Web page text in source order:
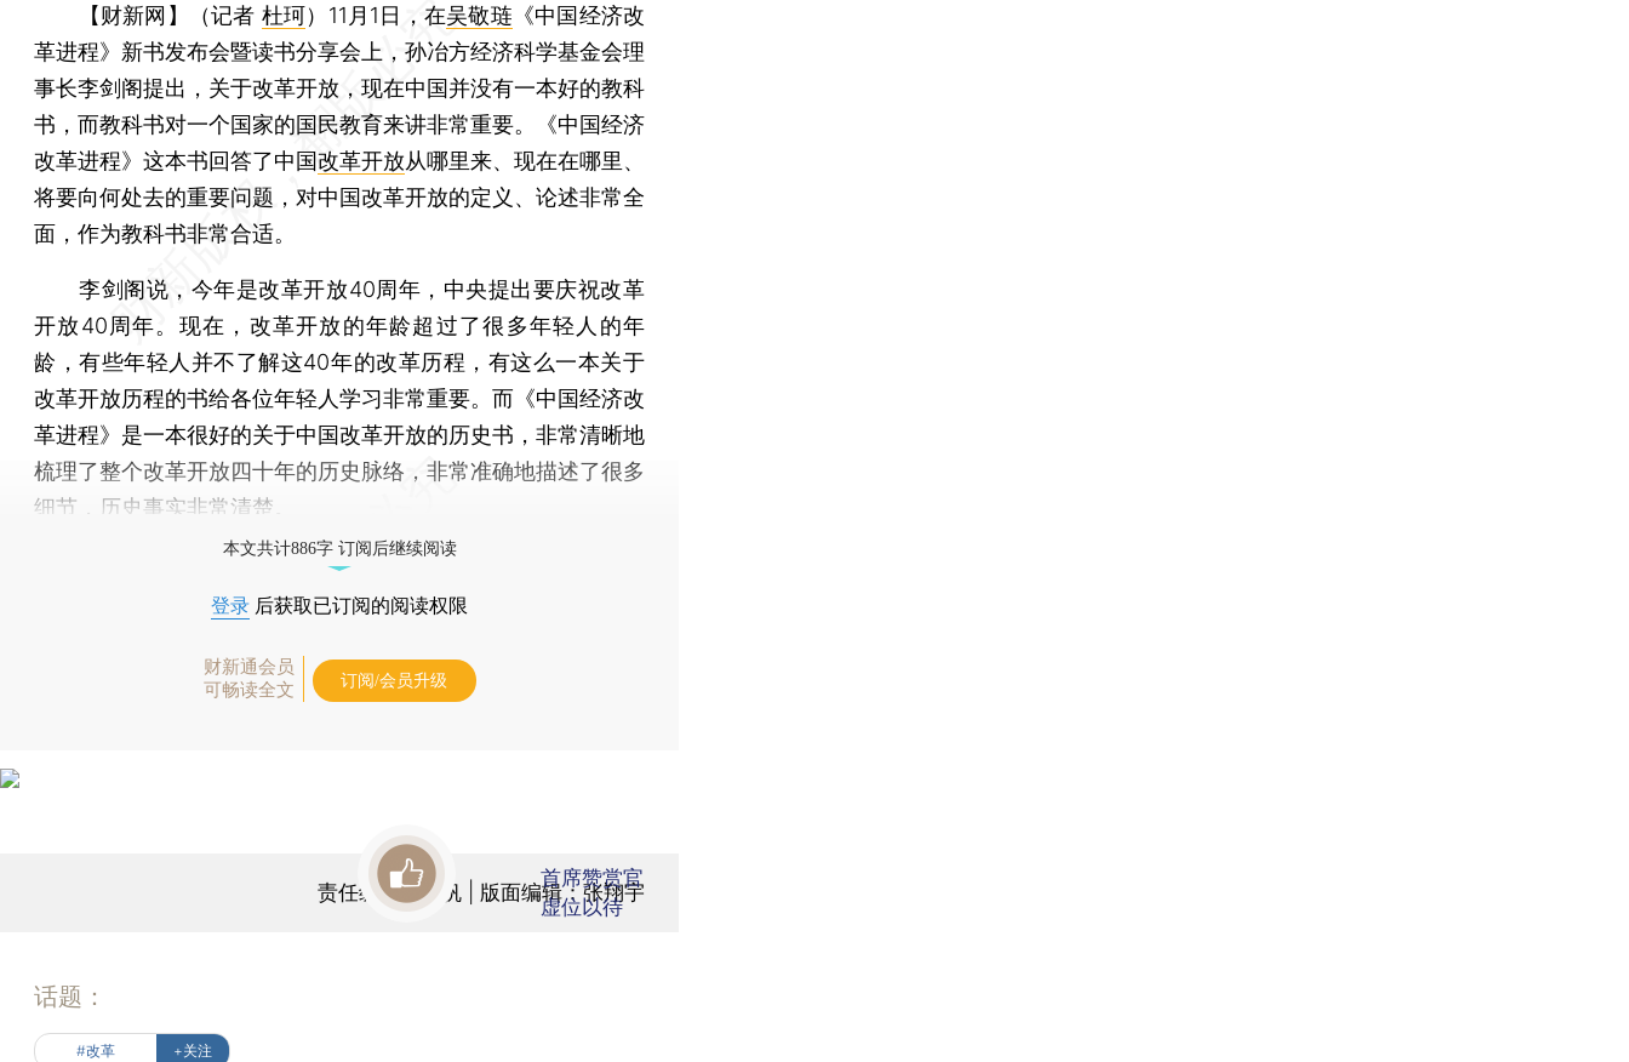
【财新网】（记者 杜珂） 11月1日，在吴敬琏 《中国经济改
革进程》新书发布会暨读书分享会上，孙冶方经济科学基金会理
事长李剑阁提出，关于改革开放，现在中国并没有一本好的教科
书，而教科书对一个国家的国民教育来讲非常重要。《中国经济
改革进程》这本书回答了中国改革开放从哪里来、现在在哪里、
将要向何处去的重要问题，对中国改革开放的定义、论述非常全
面，作为教科书非常合适。
李剑阁说，今年是改革开放40周年，中央提出要庆祝改革
开放40周年。现在，改革开放的年龄超过了很多年轻人的年
龄，有些年轻人并不了解这40年的改革历程，有这么一本关于
改革开放历程的书给各位年轻人学习非常重要。而《中国经济改
革进程》是一本很好的关于中国改革开放的历史书，非常清晰地
梳理了整个改革开放四十年的历史脉络，非常准确地描述了很多
细节，历史事实非常清楚。
本文共计886字 订阅后继续阅读
登录 后获取已订阅的阅读权限
财新通会员
可畅读全文
订阅/会员升级
责任编辑：张帆 | 版面编辑：张翔宇
首席赞赏官
虚位以待
话题：
#改革 +关注